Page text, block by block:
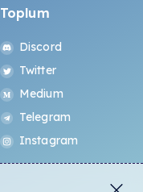
Toplum
Discord
Twitter
Medium
Telegram
Instagram